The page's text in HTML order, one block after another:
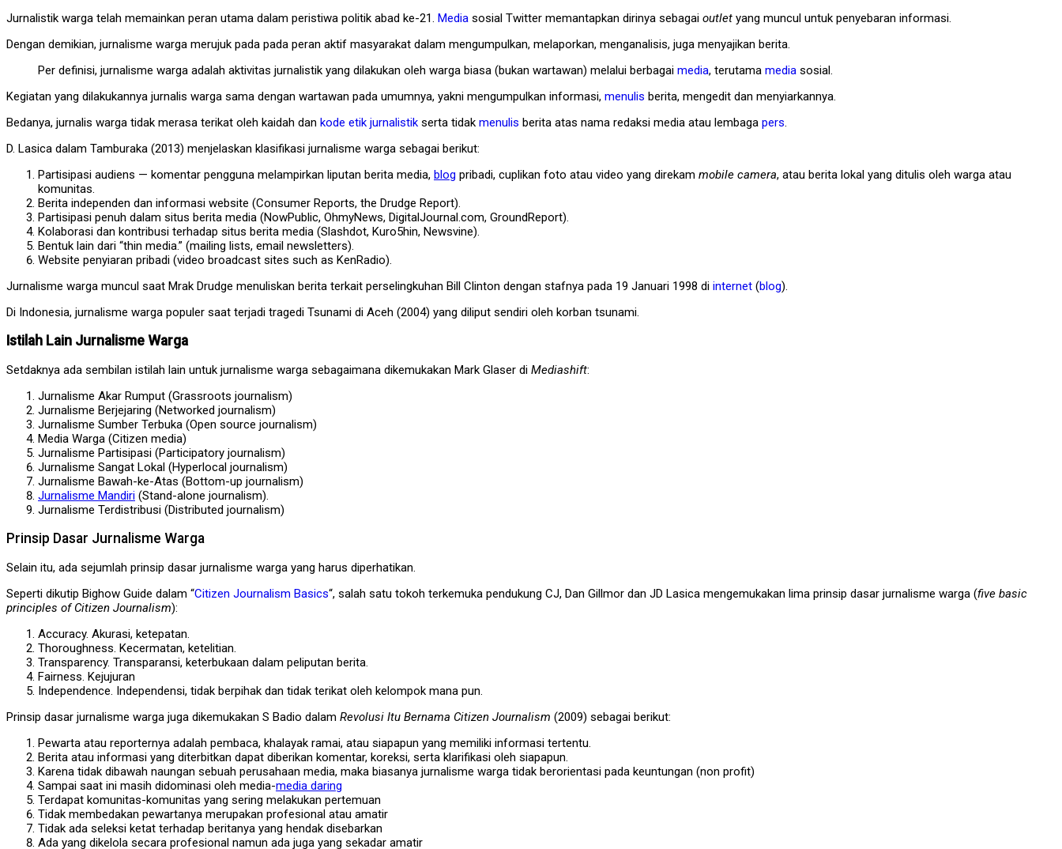
Jurnalistik warga telah memainkan peran utama dalam peristiwa politik abad ke-21. Media sosial Twitter memantapkan dirinya sebagai outlet yang muncul untuk penyebaran informasi.
Dengan demikian, jurnalisme warga merujuk pada pada peran aktif masyarakat dalam mengumpulkan, melaporkan, menganalisis, juga menyajikan berita.
Per definisi, jurnalisme warga adalah aktivitas jurnalistik yang dilakukan oleh warga biasa (bukan wartawan) melalui berbagai media, terutama media sosial.
Kegiatan yang dilakukannya jurnalis warga sama dengan wartawan pada umumnya, yakni mengumpulkan informasi, menulis berita, mengedit dan menyiarkannya.
Bedanya, jurnalis warga tidak merasa terikat oleh kaidah dan kode etik jurnalistik serta tidak menulis berita atas nama redaksi media atau lembaga pers
D. Lasica dalam Tamburaka (2013) menjelaskan klasifikasi jurnalisme warga sebagai berikut:
Partisipasi audiens — komentar pengguna melampirkan liputan berita media, blog pribadi, cuplikan foto atau video yang direkam mobile camera, atau berita lokal yang ditulis oleh warga atau
komunitas.
Berita independen dan informasi website (Consumer Reports, the Drudge Report).
Partisipasi penuh dalam situs berita media (NowPublic, OhmyNews, DigitalJournal.com, GroundReport).
Kolaborasi dan kontribusi terhadap situs berita media (Slashdot, Kuro5hin, Newsvine).
Bentuk lain dari “thin media.” (mailing lists, email newsletters).
Website penyiaran pribadi (video broadcast sites such as KenRadio).
Jurnalisme warga muncul saat Mrak Drudge menuliskan berita terkait perselingkuhan Bill Clinton dengan stafnya pada 19 Januari 1998 di internet (blog).
Di Indonesia, jurnalisme warga populer saat terjadi tragedi Tsunami di Aceh (2004) yang diliput sendiri oleh korban tsunami.
Istilah Lain Jurnalisme Warga
Setdaknya ada sembilan istilah lain untuk jurnalisme warga sebagaimana dikemukakan Mark Glaser di Mediashift:
Jurnalisme Akar Rumput (Grassroots journalism)
Jurnalisme Berjejaring (Networked journalism)
Jurnalisme Sumber Terbuka (Open source journalism)
Media Warga (Citizen media)
Jurnalisme Partisipasi (Participatory journalism)
Jurnalisme Sangat Lokal (Hyperlocal journalism)
Jurnalisme Bawah-ke-Atas (Bottom-up journalism)
Jurnalisme Mandiri (Stand-alone journalism).
Jurnalisme Terdistribusi (Distributed journalism)
Prinsip Dasar Jurnalisme Warga
Selain itu, ada sejumlah prinsip dasar jurnalisme warga yang harus diperhatikan.
Seperti dikutip Bighow Guide dalam “Citizen Journalism Basics“, salah satu tokoh terkemuka pendukung CJ, Dan Gillmor dan JD Lasica mengemukakan lima prinsip dasar jurnalisme warga (five basic
principles of Citizen Journalism):
Accuracy. Akurasi, ketepatan.
Thoroughness. Kecermatan, ketelitian.
Transparency. Transparansi, keterbukaan dalam peliputan berita.
Fairness. Kejujuran
Independence. Independensi, tidak berpihak dan tidak terikat oleh kelompok mana pun.
Prinsip dasar jurnalisme warga juga dikemukakan S Badio dalam Revolusi Itu Bernama Citizen Journalism (2009) sebagai berikut:
Pewarta atau reporternya adalah pembaca, khalayak ramai, atau siapapun yang memiliki informasi tertentu.
Berita atau informasi yang diterbitkan dapat diberikan komentar, koreksi, serta klarifikasi oleh siapapun.
Karena tidak dibawah naungan sebuah perusahaan media, maka biasanya jurnalisme warga tidak berorientasi pada keuntungan (non profit)
Sampai saat ini masih didominasi oleh media-media daring
Terdapat komunitas-komunitas yang sering melakukan pertemuan
Tidak membedakan pewartanya merupakan profesional atau amatir
Tidak ada seleksi ketat terhadap beritanya yang hendak disebarkan
Ada yang dikelola secara profesional namun ada juga yang sekadar amatir